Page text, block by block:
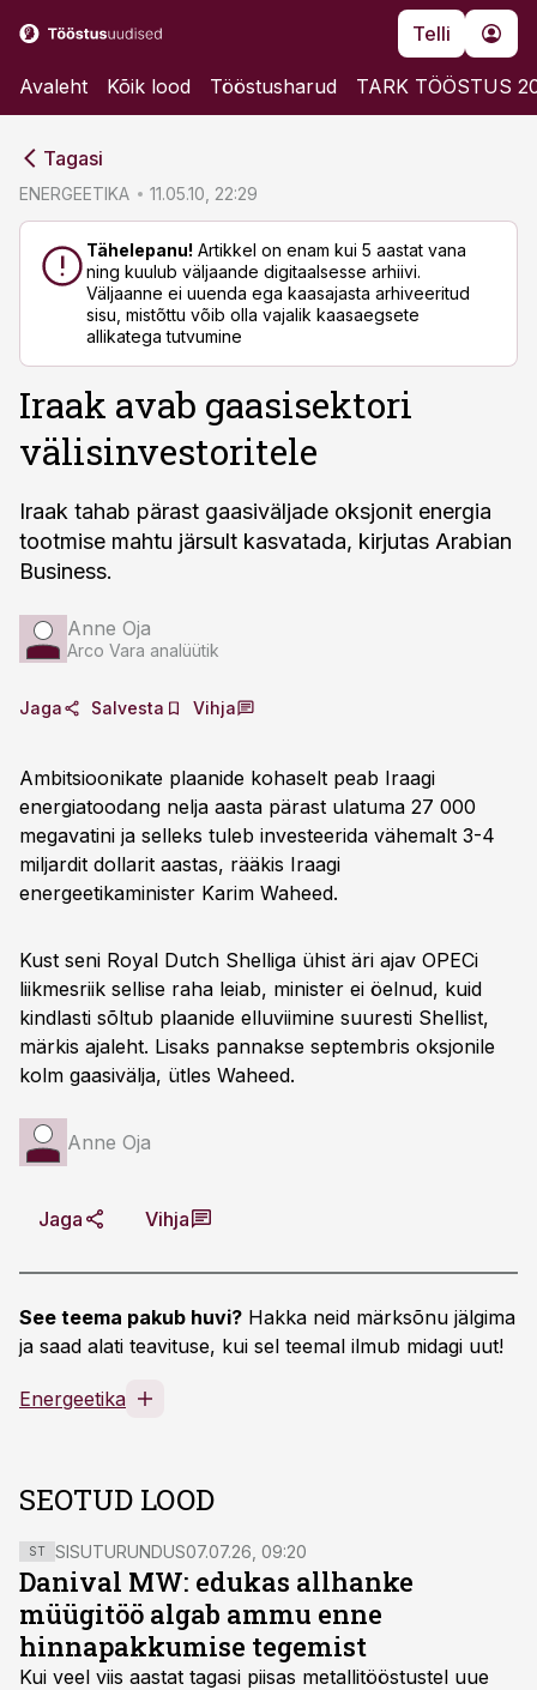
Telli
Avaleht Kõik lood Tööstusharud TARK TÖÖSTUS
Tagasi
ENERGEETIKA 11.05.10, 22:29
Tähelepanu! Artikkel on enam kui 5 aastat vana
ning kuulub väljaande digitaalsesse arhiivi.
Väljaanne ei uuenda ega kaasajasta arhiveeritud
sisu, mistõttu võib olla vajalik kaasaegsete
allikatega tutvumine
Iraak avab gaasisektori
välisinvestoritele
Iraak tahab pärast gaasiväljade oksjonit energia
tootmise mahtu järsult kasvatada, kirjutas Arabian
Business.
Anne Oja
Arco Vara analüütik
Jaga Salvesta Vihja
Ambitsioonikate plaanide kohaselt peab Iraagi
energiatoodang nelja aasta pärast ulatuma 27 000
megavatini ja selleks tuleb investeerida vähemalt 3-4
miljardit dollarit aastas, rääkis Iraagi
energeetikaminister Karim Waheed.
Kust seni Royal Dutch Shelliga ühist äri ajav OPECi
liikmesriik sellise raha leiab, minister ei öelnud, kuid
kindlasti sõltub plaanide elluviimine suuresti Shellist,
märkis ajaleht. Lisaks pannakse septembris oksjonile
kolm gaasivälja, ütles Waheed.
Anne Oja
Jaga Vihja
See teema pakub huvi? Hakka neid märksõnu jälgima
ja saad alati teavituse, kui sel teemal ilmub midagi uut!
Energeetika
SEOTUD LOOD
ST SISUTURUNDUS07.07.26, 09:20
Danival MW: edukas allhanke
müügitöö algab ammu enne
hinnapakkumise tegemist
Kui veel viis aastat tagasi piisas metallitööstustel uue